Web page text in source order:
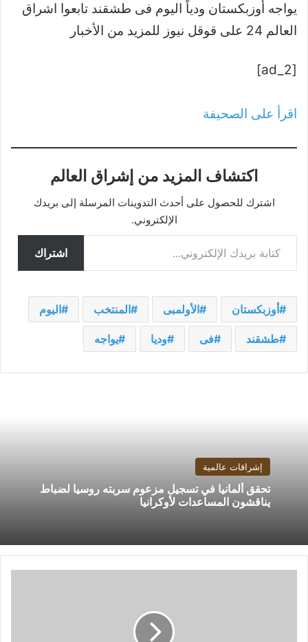
يواجه أوزبكستان ودياً اليوم فى طشقند تابعوا اشراق
العالم 24 على قوقل نيوز للمزيد من الأخبار
[ad_2]
اقرأ على الصحيفة
اكتشاف المزيد من إشراق العالم
اشترك للحصول على أحدث التدوينات المرسلة إلى بريدك
الإلكتروني.
كتابة بريدك الإلكتروني...
اشتراك
أوزبكستان الأولمبى المنتخب اليوم
طشقند فى وديا يواجه
إشراقات عالمية
تحقق ألمانيا في تسجيل مزعوم سربته روسيا لضباط
يناقشون المساعدات لأوكرانيا